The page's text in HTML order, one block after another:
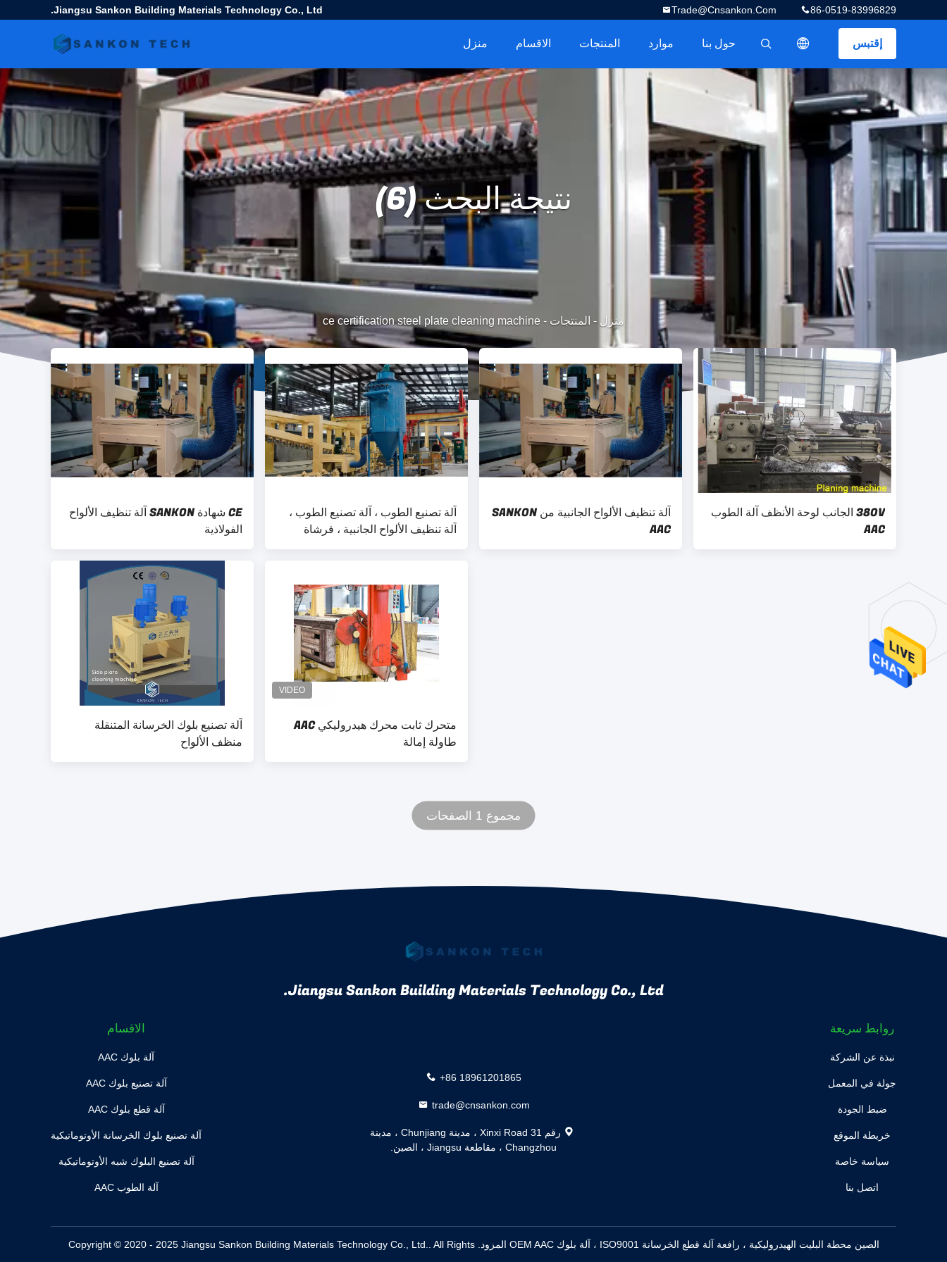
Jiangsu Sankon Building Materials Technology Co., Ltd. 86-0519-83996829
Trade@cnsankon.com
إقتبس
描述
منزل الاقسام المنتجات موارد حول بنا
نتيجة البحث (6)
منزل - المنتجات -
ce certification steel plate cleaning machine
CE شهادة SANKON آلة تنظيف الألواح
الفولاذية
آلة تصنيع الطوب ، آلة تصنيع الطوب ،
آلة تنظيف الألواح الجانبية ، فرشاة
الأسلاك الدوارة
آلة تنظيف الألواح الجانبية من SANKON
AAC
380V الجانب لوحة الأنظف آلة الطوب
AAC
آلة تصنيع بلوك الخرسانة المتنقلة
منظف الألواح
متحرك ثابت محرك هيدروليكي AAC
طاولة إمالة
مجموع 1 الصفحات
Jiangsu Sankon Building Materials Technology Co., Ltd.
الاقسام
آلة بلوك AAC
آلة تصنيع بلوك AAC
آلة قطع بلوك AAC
آلة تصنيع بلوك الخرسانة الأوتوماتيكية
آلة تصنيع البلوك شبه الأوتوماتيكية
آلة الطوب AAC
+86 18961201865
trade@cnsankon.com
رقم 31 Xinxi Road ، مدينة Chunjiang ، مدينة
Changzhou ، مقاطعة Jiangsu ، الصين.
روابط سريعة
نبذة عن الشركة
جولة في المعمل
ضبط الجودة
خريطة الموقع
سياسة خاصة
اتصل بنا
الصين محطة البليت الهيدروليكية ، رافعة آلة قطع الخرسانة ISO9001 ، آلة بلوك OEM AAC المزود. Copyright © 2020 - 2025 Jiangsu Sankon Building Materials Technology Co., Ltd.. All Rights